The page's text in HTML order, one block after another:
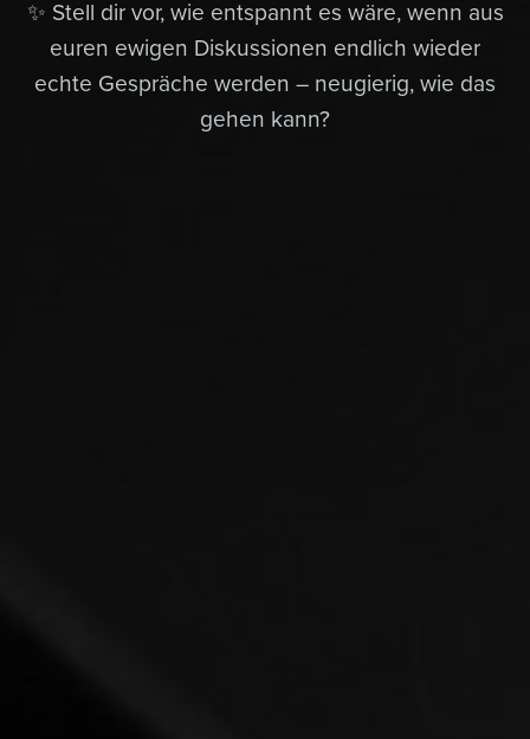
✨ Stell dir vor, wie entspannt es wäre, wenn aus
euren ewigen Diskussionen endlich wieder
echte Gespräche werden – neugierig, wie das
gehen kann?